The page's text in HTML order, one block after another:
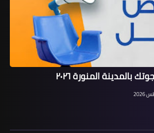
المنورة ٢٠٢٦